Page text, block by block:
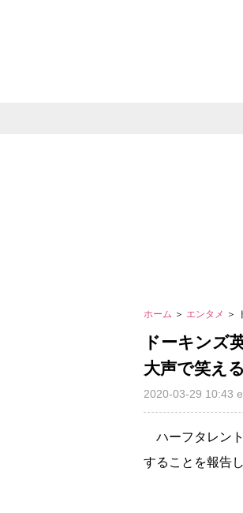
ホーム ＞ エンタメ ＞
ドーキンズ
大声で笑え
2020-03-29 10:43
ハーフタレン
することを報告し